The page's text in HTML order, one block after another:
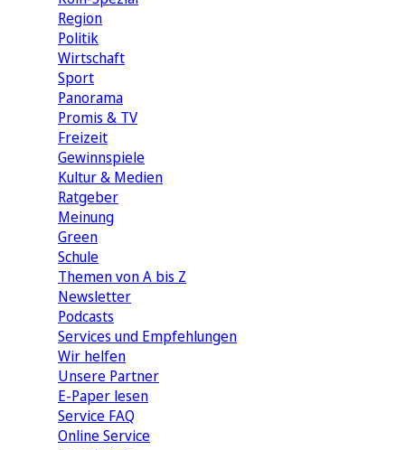
Region
Politik
Wirtschaft
Sport
Panorama
Promis & TV
Freizeit
Gewinnspiele
Kultur & Medien
Ratgeber
Meinung
Green
Schule
Themen von A bis Z
Newsletter
Podcasts
Services und Empfehlungen
Wir helfen
Unsere Partner
E-Paper lesen
Service FAQ
Online Service